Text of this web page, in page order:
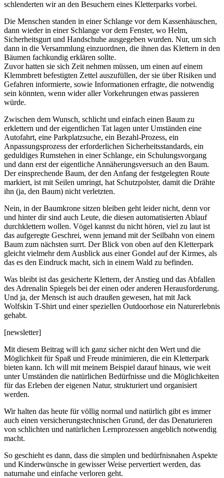
schlenderten wir an den Besuchern eines Kletterparks vorbei.
Die Menschen standen in einer Schlange vor dem Kassenhäuschen,
dann wieder in einer Schlange vor dem Fenster, wo Helm,
Sicherheitsgurt und Handschuhe ausgegeben wurden. Nur, um sich
dann in die Versammlung einzuordnen, die ihnen das Klettern in den
Bäumen fachkundig erklären sollte.
Zuvor hatten sie sich Zeit nehmen müssen, um einen auf einem
Klemmbrett befestigten Zettel auszufüllen, der sie über Risiken und
Gefahren informierte, sowie Informationen erfragte, die notwendig
sein könnten, wenn wider aller Vorkehrungen etwas passieren
würde.
Zwischen dem Wunsch, schlicht und einfach einen Baum zu
erklettern und der eigentlichen Tat lagen unter Umständen eine
Autofahrt, eine Parkplatzsuche, ein Bezahl-Prozess, ein
Anpassungsprozess der erforderlichen Sicherheitsstandards, ein
geduldiges Rumstehen in einer Schlange, ein Schulungsvorgang
und dann erst der eigentliche Annäherungsversuch an den Baum.
Der einsprechende Baum, der den Anfang der festgelegten Route
markiert, ist mit Seilen umringt, hat Schutzpolster, damit die Drähte
ihn (ja, den Baum) nicht verletzten.
Nein, in der Baumkrone sitzen bleiben geht leider nicht, denn vor
und hinter dir sind auch Leute, die diesen automatisierten Ablauf
durchklettern wollen. Vögel kannst du nicht hören, viel zu laut ist
das aufgeregte Geschrei, wenn jemand mit der Seilbahn von einem
Baum zum nächsten surrt. Der Blick von oben auf den Kletterpark
gleicht vielmehr dem Ausblick aus einer Gondel auf der Kirmes, als
das es den Eindruck macht, sich in einem Wald zu befinden.
Was bleibt ist das gesicherte Klettern, der Anstieg und das Abfallen
des Adrenalin Spiegels bei der einen oder anderen Herausforderung.
Und ja, der Mensch ist auch draußen gewesen, hat mit Jack
Wolfskin T-Shirt und einer speziellen Outdoorhose ein Naturerlebnis
gehabt.
[newsletter]
Mit diesem Beitrag will ich ganz sicher nicht den Wert und die
Möglichkeit für Spaß und Freude minimieren, die ein Kletterpark
bieten kann. Ich will mit meinem Beispiel darauf hinaus, wie weit
unter Umständen die natürlichen Bedürfnisse und die Möglichkeiten
für das Erleben der eigenen Natur, strukturiert und organisiert
werden.
Wir halten das heute für völlig normal und natürlich gibt es immer
auch einen versicherungstechnischen Grund, der das Denaturieren
von schlichten und natürlichen Lernprozessen angeblich notwendig
macht.
So geschieht es dann, dass die simplen und bedürfnisnahen Aspekte
und Kinderwünsche in gewisser Weise pervertiert werden, das
naturnahe und einfache verloren geht.